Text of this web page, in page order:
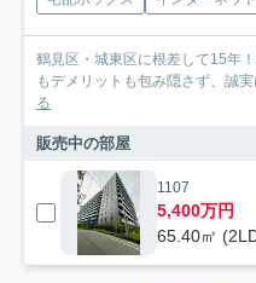
鶴見区・城東区に根差して15年
もデメリットも包み隠さず、誠
る
販売中の部屋
1107
5,400万円
65.40㎡